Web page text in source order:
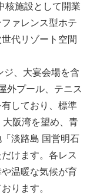
核施設として開業
ァレンス型ホテ
代リゾート空間
ジ、大宴会場を含
外プール、テニス
しており、標準
阪湾を望め、青
淡路島 国営明石
けます。各レス
温暖な気候が育
ります。